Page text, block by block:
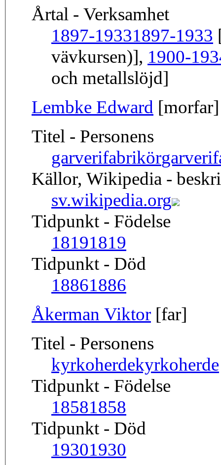
Årtal - Verksamhet
1897-19331897-1933
vävkursen)], 1900-
och metallslöjd]
Lembke Edward [morfar]
Titel - Personens
garverifabrikör
Källor, Wikipedia -
sv.wikipedia.org
Tidpunkt - Födelse
18191819
Tidpunkt - Död
18861886
Åkerman Viktor [far]
Titel - Personens
kyrkoherdekyrkoherde
Tidpunkt - Födelse
18581858
Tidpunkt - Död
19301930